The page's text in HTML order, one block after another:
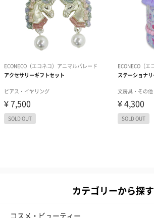
カテゴリーから探す
コスメ・ビューティー